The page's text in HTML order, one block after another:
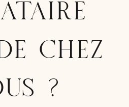
CHEZ
?